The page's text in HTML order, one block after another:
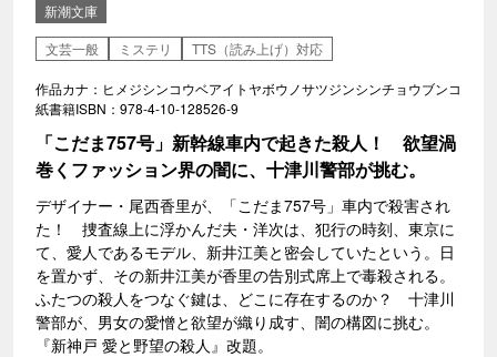
新潮文庫
文芸一般
ミステリ TTS（読み上げ）対応
作品カナ：ヒメジシンコウベアイトヤボウノサツジンシンチョウブンコ
紙書籍ISBN：978-4-10-128526-9
「こだま757号」新幹線車内で起きた殺人！ 欲望渦
巻くファッション界の闇に、十津川警部が挑む。
デザイナー・尾西香里が、「こだま757号」車内で殺害され
た！ 捜査線上に浮かんだ夫・洋次は、犯行の時刻、東京に
て、愛人であるモデル、新井江美と密会していたという。日
を置かず、その新井江美が香里の告別式席上で毒殺される。
ふたつの殺人をつなぐ鍵は、どこに存在するのか？ 十津川
警部が、男女の愛憎と欲望が織り成す、闇の構図に挑む。
『新神戸 愛と野望の殺人』改題。